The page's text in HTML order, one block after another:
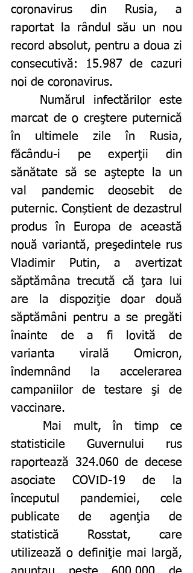
coronavirus din Rusia, a
raportat la rândul său un nou
record absolut, pentru a doua zi
consecutivă: 15.987 de cazuri
noi de coronavirus.
marcat de o creştere puternică
în ultimele zile în Rusia,
făcându-i pe experţii din
sănătate să se aştepte la un
val pandemic deosebit de
puternic. Conștient de dezastrul
produs în Europa de această
nouă variantă, preşedintele rus
Vladimir Putin, a avertizat
săptămâna trecută că ţara lui
are la dispoziţie doar două
săptămâni pentru a se pregăti
înainte de a fi lovită de
varianta virală Omicron,
îndemnând la accelerarea
campaniilor de testare şi de
vaccinare.
statisticile Guvernului rus
raportează 324.060 de decese
asociate COVID-19 de la
începutul pandemiei, cele
publicate de agenţia de
statistică Rosstat, care
utilizează o definiţie mai largă,